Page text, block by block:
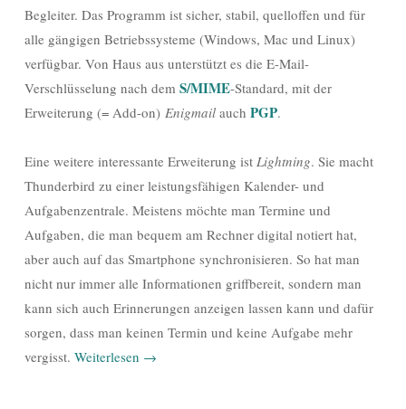
Begleiter. Das Programm ist sicher, stabil, quelloffen und für
alle gängigen Betriebssysteme (Windows, Mac und Linux)
verfügbar. Von Haus aus unterstützt es die E-Mail-
Verschlüsselung nach dem S/MIME-Standard, mit der
Erweiterung (= Add-on) Enigmail auch PGP.
Eine weitere interessante Erweiterung ist Lightning. Sie macht
Thunderbird zu einer leistungsfähigen Kalender- und
Aufgabenzentrale. Meistens möchte man Termine und
Aufgaben, die man bequem am Rechner digital notiert hat,
aber auch auf das Smartphone synchronisieren. So hat man
nicht nur immer alle Informationen griffbereit, sondern man
kann sich auch Erinnerungen anzeigen lassen kann und dafür
sorgen, dass man keinen Termin und keine Aufgabe mehr
vergisst. Weiterlesen →